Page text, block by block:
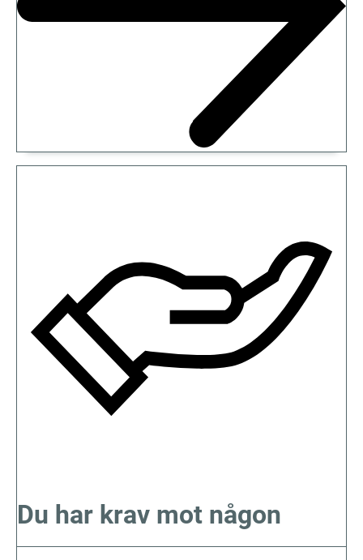
Du har krav mot någon